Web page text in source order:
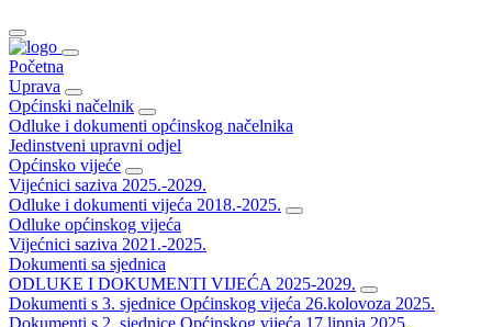
Početna
Uprava
Općinski načelnik
Odluke i dokumenti općinskog načelnika
Jedinstveni upravni odjel
Općinsko vijeće
Vijećnici saziva 2025.-2029.
Odluke i dokumenti vijeća 2018.-2025.
Odluke općinskog vijeća
Vijećnici saziva 2021.-2025.
Dokumenti sa sjednica
ODLUKE I DOKUMENTI VIJEĆA 2025-2029.
Dokumenti s 3. sjednice Općinskog vijeća 26.kolovoza 2025.
Dokumenti s 2. sjednice Općinskog vijeća 17.lipnja 2025.